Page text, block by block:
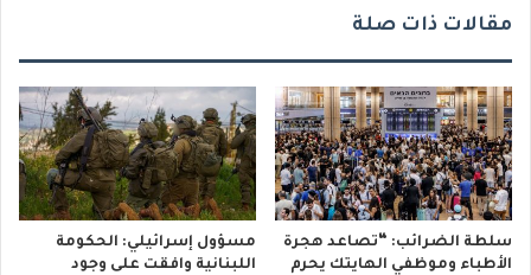
مقالات ذات صلة
سلطة الضرائب: “تصاعد هجرة
الأطباء وموظفي الهايتك يحرم
مسؤول إسرائيلي: الحكومة
اللبنانية وافقت على وجود